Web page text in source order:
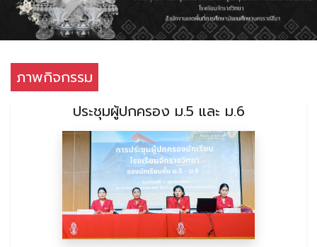
ภาพกิจกรรม
ประชุมผู้ปกครอง ม.5 และ ม.6